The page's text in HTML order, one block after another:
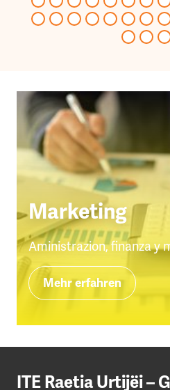
Marketing
Aministrazion, finanza y
Mehr erfahren
ITE Raetia Urtijëi –